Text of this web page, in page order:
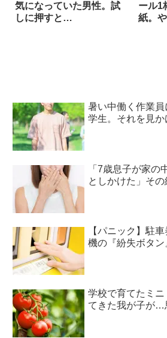
気になっていた男性。試
しに押すと…
ール1
紙。
暑い中働く作業
学生。それを見か
「7歳息子が家の
としかけた」そ
【パニック】駐
機の『紛失ボタン
学校で育てたミ
てきた我が子が…